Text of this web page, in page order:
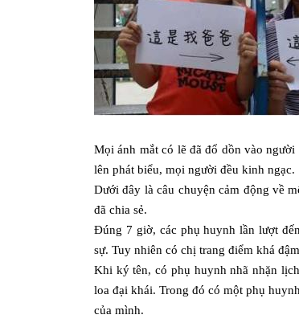
Mọi ánh mắt có lẽ đã đổ dồn vào
lên phát biểu, mọi người đều kinh
Dưới đây là câu chuyện cảm động về
đã chia sẻ.
Đúng 7 giờ, các phụ huynh lần lượt
sự. Tuy nhiên có chị trang điểm khá
Khi ký tên, có phụ huynh nhã nhặn
loa đại khái. Trong đó có một phụ
của mình.